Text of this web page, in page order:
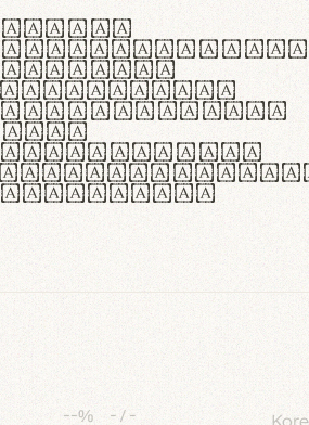
polaris
pretium
non laoreet
morbi
et netus
ac turpis
--% - / -